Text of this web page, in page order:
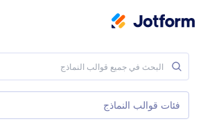
فئات قوالب النماذج